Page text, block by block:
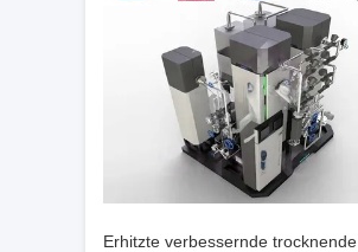
Erhitzte verbessernde trocknende